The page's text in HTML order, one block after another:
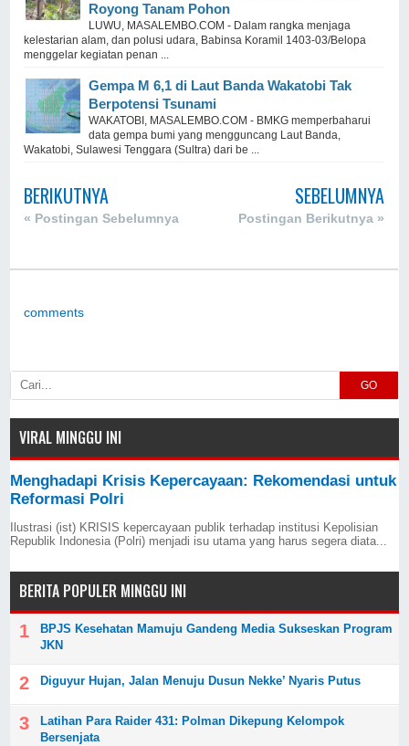
Royong Tanam Pohon
LUWU, MASALEMBO.COM - Dalam rangka menjaga
kelestarian alam, dan polusi udara, Babinsa Koramil 1403-03/Belopa
menggelar kegiatan penan ...
Gempa M 6,1 di Laut Banda Wakatobi Tak
Berpotensi Tsunami
WAKATOBI, MASALEMBO.COM - BMKG memperbaharui
data gempa bumi yang mengguncang Laut Banda,
Wakatobi, Sulawesi Tenggara (Sultra) dari be ...
BERIKUTNYA
« Postingan Sebelumnya
SEBELUMNYA
Postingan Berikutnya »
comments
GO
VIRAL MINGGU INI
Menghadapi Krisis Kepercayaan: Rekomendasi untuk
Reformasi Polri
Ilustrasi (ist) KRISIS kepercayaan publik terhadap institusi Kepolisian
Republik Indonesia (Polri) menjadi isu utama yang harus segera diata...
BERITA POPULER MINGGU INI
BPJS Kesehatan Mamuju Gandeng Media Sukseskan Program
JKN
Diguyur Hujan, Jalan Menuju Dusun Nekke’ Nyaris Putus
Latihan Para Raider 431: Polman Dikepung Kelompok
Bersenjata